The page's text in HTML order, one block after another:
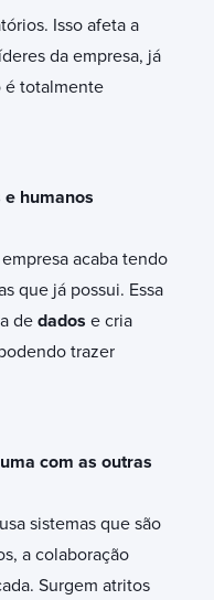
Isso afeta a
da empresa, já
é totalmente
humanos
acaba tendo
que já possui. Essa
dedados e cria
trazer
com as outras
sistemas que são
a colaboração
Surgem atritos